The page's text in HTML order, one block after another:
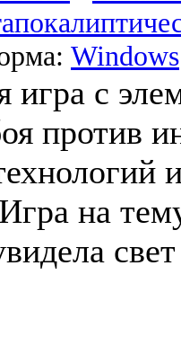
Windows
игра с
против
на